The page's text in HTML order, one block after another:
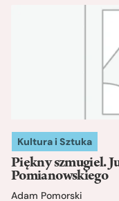
Kultura i Sztuka
Piękny szmugiel.
Pomianowskiego
Adam Pomorski